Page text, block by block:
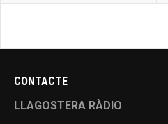
CONTACTE
LLAGOSTERA RÀDIO